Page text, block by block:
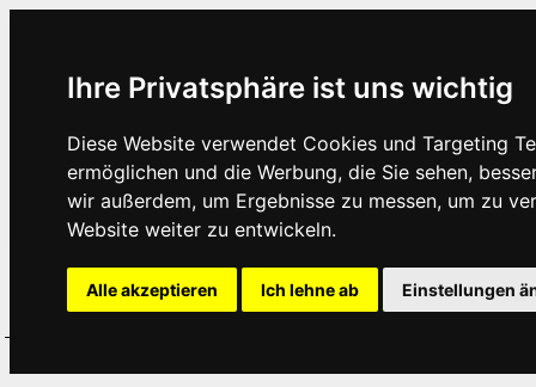
Ihre Privatsphäre ist uns wichtig
Diese Website verwendet Cookies und Targeting
ermöglichen und die Werbung, die Sie sehen,
wir außerdem, um Ergebnisse zu messen, um zu
Website weiter zu entwickeln.
Alle akzeptieren Ich lehne ab Einstellungen